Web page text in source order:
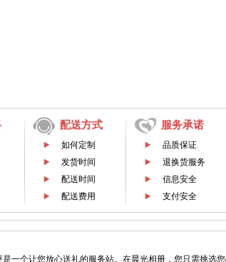
配送方式
如何定制
发货时间
配送时间
配送费用
服务承诺
品质保证
退换货服务
信息安全
支付安全
一个让您放心送礼的服务站。在晨光相册，您只需挑选